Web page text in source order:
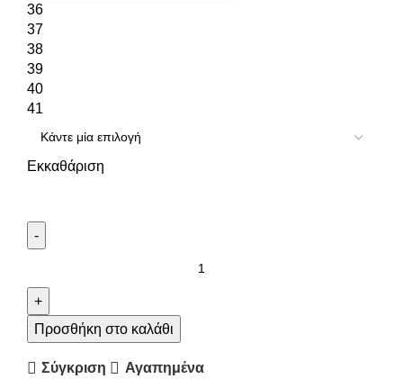
36
37
38
39
40
41
Εκκαθάριση
Προσθήκη στο καλάθι
Σύγκριση Αγαπημένα